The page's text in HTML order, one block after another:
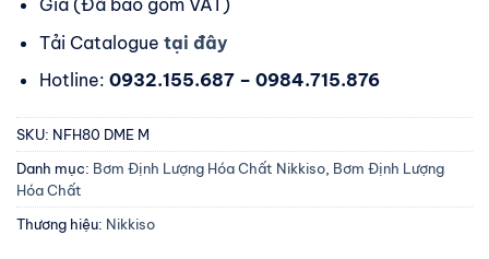
Giá (Đã bao gồm VAT)
Tải Catalogue tại đây
Hotline: 0932.155.687 – 0984.715.876
SKU: NFH80 DME M
Danh mục: Bơm Định Lượng Hóa Chất Nikkiso Bơm Định Lượng
Hóa Chất
Thương hiệu: Nikkiso